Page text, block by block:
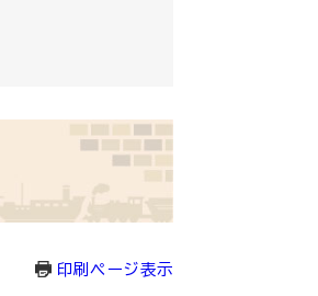
印刷ページ表示